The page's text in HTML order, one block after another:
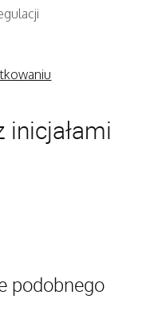
inicjałami
podobnego